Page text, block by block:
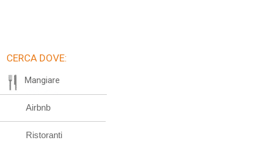
CERCA DOVE:
Mangiare
Airbnb
Ristoranti